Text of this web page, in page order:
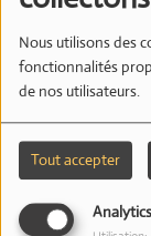
Nous utilisons des
fonctionnalités
de nos utilisateurs.
Tout accepter
Analytics